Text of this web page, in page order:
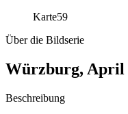
Karte59
Über die Bildserie
Würzburg, April
Beschreibung